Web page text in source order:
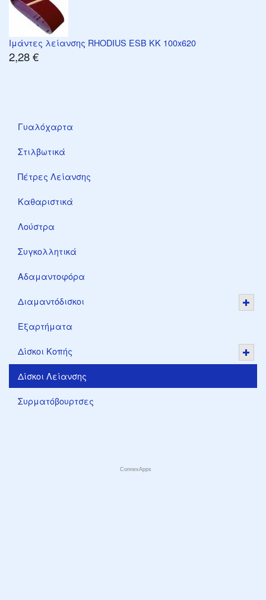
Ιμάντες λείανσης RHODIUS ESB KK 100x620
2,28 €
Γυαλόχαρτα
Στιλβωτικά
Πέτρες Λείανσης
Καθαριστικά
Λούστρα
Συγκολλητικά
Αδαμαντοφόρα
Διαμαντόδισκοι
Εξαρτήματα
Δίσκοι Κοπής
Δίσκοι Λείανσης
Συρματόβουρτσες
ConnexApps